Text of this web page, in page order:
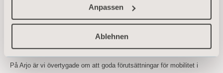
Anpassen
Ablehnen
Email: sara.ehinger@arjo.com
Om Arjo
På Arjo är vi övertygade om att goda förutsättningar för mobilitet i